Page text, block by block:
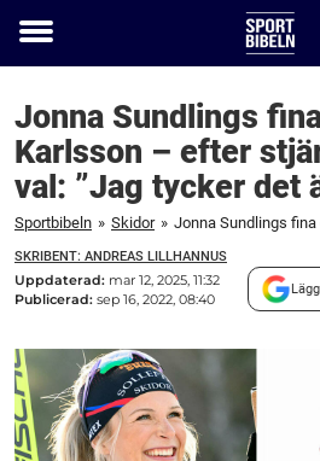
Toggle
Jonna Sundlings
Karlsson – efter
val: ”Jag tycker det
Sportbibeln » Skidor »
SKRIBENT: ANDREAS LILLHANNUS
Uppdaterad: mar 12, 2025, 11:32
Publicerad: sep 16, 2022, 08:40